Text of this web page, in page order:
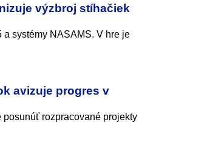
výzbroj stíhačiek
systémy NASAMS. V hre je
avizuje progres v
rozpracované projekty